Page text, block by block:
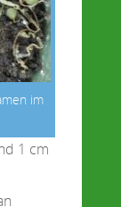
im
1 cm